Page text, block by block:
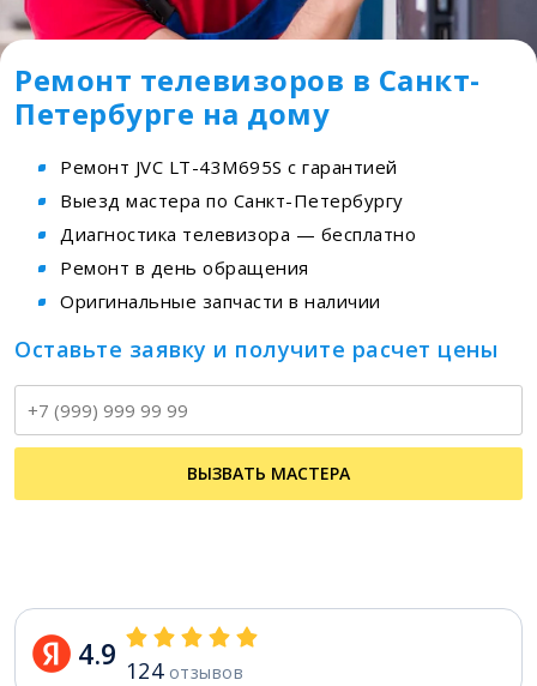
Ремонт телевизоров в Санкт-
Петербурге на дому
Ремонт JVC LT-43M695S с гарантией
Выезд мастера по Санкт-Петербургу
Диагностика телевизора — бесплатно
Ремонт в день обращения
Оригинальные запчасти в наличии
Оставьте заявку и получите расчет цены
ВЫЗВАТЬ МАСТЕРА
4.9 124отзывов